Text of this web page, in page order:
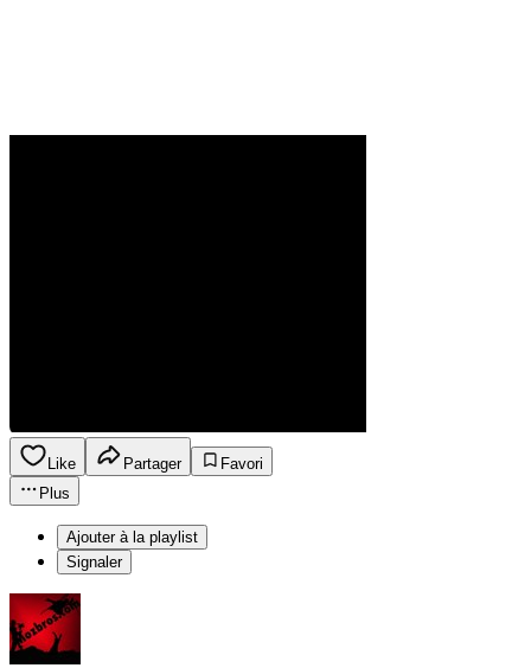
Like Partager
Favori
Plus
Ajouter à la playlist
Signaler